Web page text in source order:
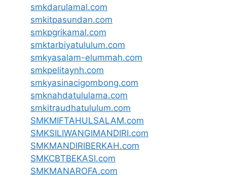
smkdarulamal.com
smkitpasundan.com
smkpgrikamal.com
smktarbiyatululum.com
smkyasalam-elummah.com
smkpelitaynh.com
smkyasinacigombong.com
smknahdatululama.com
smkitraudhatululum.com
SMKMIFTAHULSALAM.com
SMKSILIWANGIMANDIRI.com
SMKMANDIRIBERKAH.com
SMKCBTBEKASI.com
SMKMANAROFA.com